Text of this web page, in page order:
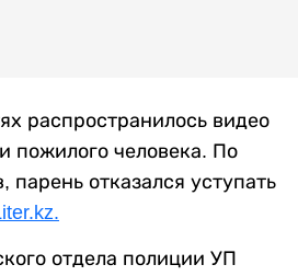
распространилось видео
пожилого человека. По
парень отказался уступать
отдела полиции УП